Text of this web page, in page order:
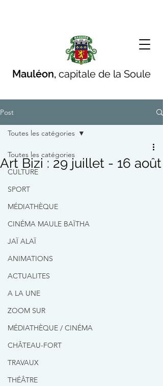
Mauléon, capitale de la Soule
Post
Toutes les catégories
CULTURE
SPORT
MÉDIATHÈQUE
CINÉMA MAULE BAÏTHA
JAÏ ALAÏ
ANIMATIONS
ACTUALITES
A LA UNE
ZOOM SUR
MÉDIATHÈQUE / CINÉMA
CHÂTEAU-FORT
TRAVAUX
THÉÂTRE
Toutes les catégories
Art Bizi : 29 juillet - 16 août